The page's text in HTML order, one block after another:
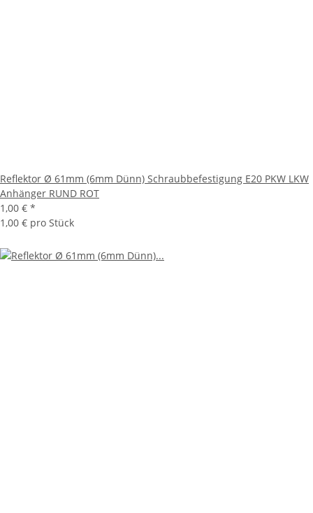
Reflektor Ø 61mm (6mm Dünn) Schraubbefestigung E20 PKW LKW
Anhänger RUND ROT
1,00 € *
1,00 € pro Stück